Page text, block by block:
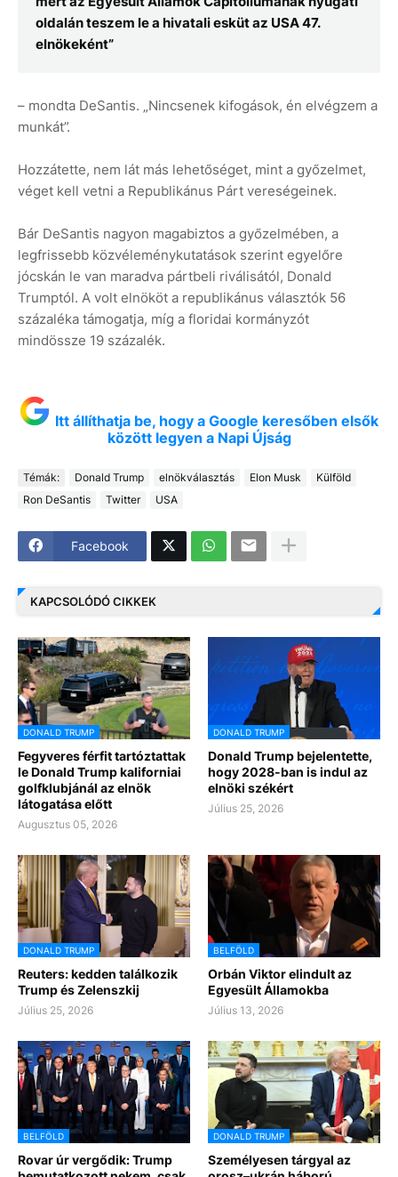
oldalán teszem le a hivatali esküt az USA 47.
elnökeként”
– mondta DeSantis. „Nincsenek kifogások, én elvégzem a
munkát”.
Hozzátette, nem lát más lehetőséget, mint a győzelmet,
véget kell vetni a Republikánus Párt vereségeinek.
Bár DeSantis nagyon magabiztos a győzelmében, a
legfrissebb közvéleménykutatások szerint egyelőre
jócskán le van maradva pártbeli riválisától, Donald
Trumptól. A volt elnököt a republikánus választók 56
százaléka támogatja, míg a floridai kormányzót
mindössze 19 százalék.
Itt állíthatja be, hogy a Google keresőben elsők
között legyen a Napi Újság
Témák: Donald Trump elnökválasztás Elon Musk
Külföld
Ron DeSantis
Twitter USA
Facebook
KAPCSOLÓDÓ CIKKEK
DONALD TRUMP
Fegyveres férfit tartóztattak
le Donald Trump kaliforniai
golfklubjánál az elnök
látogatása előtt
Augusztus 05, 2026
DONALD TRUMP
Donald Trump bejelentette,
hogy 2028-ban is indul az
elnöki székért
Július 25, 2026
DONALD TRUMP
Reuters: kedden találkozik
Trump és Zelenszkij
Július 25, 2026
BELFÖLD
Orbán Viktor elindult az
Egyesült Államokba
Július 13, 2026
BELFÖLD
Rovar úr vergődik: Trump
DONALD TRUMP
Személyesen tárgyal az